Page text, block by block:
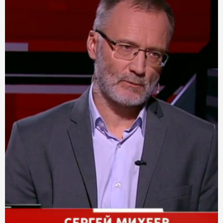
Россия вновь стала первой в мире
Посмотри - что сделали в России (пока ты ныл)
Что несёт Россия миру?
Кто в России больше должен - власть или народ?
Почему государство ПРОСИТ вас рожать. Закрываем тему
Как заработать на тайге - не вырубая её
В России исправили ошибку 90-ых
Почему шутить про Россию больше не получается
Эти люди действуют а не ноют. Поддержите их